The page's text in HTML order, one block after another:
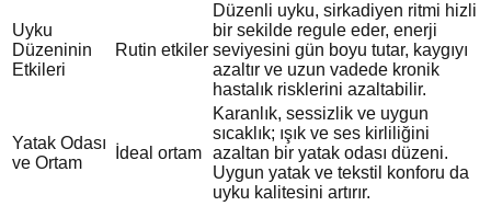
Uyku
Düzeninin
Etkileri
Rutin etkiler
Düzenli uyku, sirkadiyen ritmi hizli
bir sekilde regule eder, enerji
seviyesini gün boyu tutar, kaygıyı
azaltır ve uzun vadede kronik
hastalık risklerini azaltabilir.
Yatak Odası
ve Ortam
İdeal ortam
Karanlık, sessizlik ve uygun
sıcaklık; ışık ve ses kirliliğini
azaltan bir yatak odası düzeni.
Uygun yatak ve tekstil konforu da
uyku kalitesini artırır.